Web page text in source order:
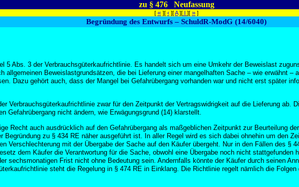
zu § 476 Neufassung
[ « ][ ‹ ][A][ I ][ » ]
Begründung des Entwurfs – SchuldR-ModG (14/6040)
5 Abs. 3 der Verbrauchsgüterkaufrichtlinie. Es handelt sich um eine Umkehr der Beweislast
allgemeinen Beweislastgrundsätzen, die bei Lieferung einer mangelhaften Sache – wie erwähnt
Dazu gehört auch, dass der Mangel bei Gefahrübergang vorhanden war und nicht erst später
Verbrauchsgüterkaufrichtlinie zwar für den Zeitpunkt der Vertragswidrigkeit auf die Lieferung ab.
Gefahrübergang nicht ändern, wie Erwägungsgrund (14) klarstellt.
Recht auch ausdrücklich auf den Gefahrübergang als maßgeblichen Zeitpunkt zur Beurteilung
Begründung zu § 434 RE näher ausgeführt ist. In aller Regel wird es sich dabei ohnehin um den
Verschlechterung mit der Übergabe der Sache auf den Käufer übergeht. Nur in den Fällen des §
dem Käufer die Verantwortung für die Sache, obwohl eine Übergabe noch nicht
sechsmonatigen Frist nicht ohne Bedeutung sein. Andernfalls könnte der Käufer durch seinen
steht die Regelung in § 474 RE in Einklang. Die Richtlinie regelt nämlich die